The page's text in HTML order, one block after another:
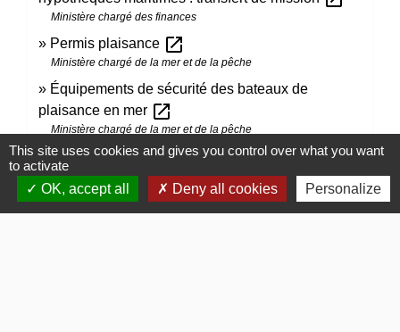
Ministère chargé des finances
Permis plaisance open_in_new
Ministère chargé de la mer et de la pêche
Équipements de sécurité des bateaux de
plaisance en mer open_in_new
Ministère chargé de la mer et de la pêche
Signaler une erreur sur cette page
This site uses cookies and gives you control over what you want
to activate
OK, accept all
Deny all cookies Personalize